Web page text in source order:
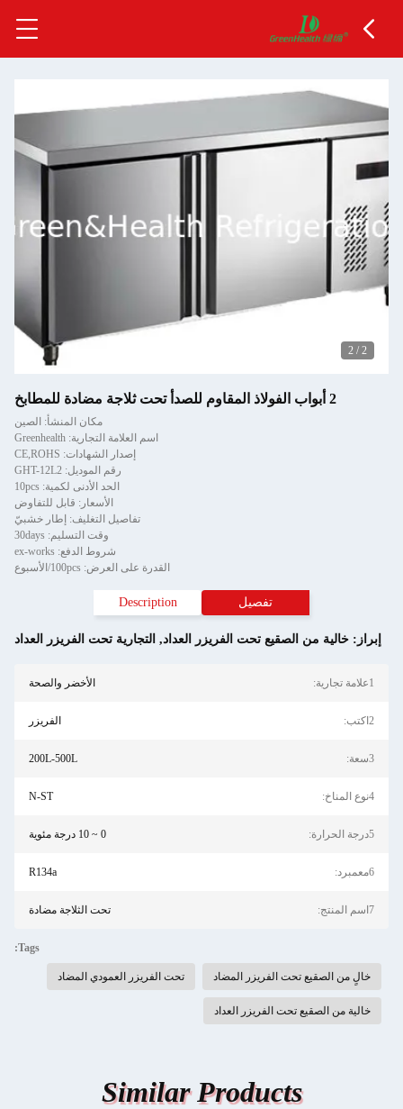
2
/
2
2 أبواب الفولاذ المقاوم للصدأ تحت ثلاجة مضادة للمطابخ
مكان المنشأ: الصين
اسم العلامة التجارية: Greenhealth
إصدار الشهادات: CE,ROHS
رقم الموديل: GHT-12L2
الحد الأدنى لكمية: 10pcs
الأسعار: قابل للتفاوض
تفاصيل التغليف: إطار خشبيّ
وقت التسليم: 30days
شروط الدفع: ex-works
القدرة على العرض: 100pcs/الأسبوع
تفصيل Description
إبراز: خالية من الصقيع تحت الفريزر العداد, التجارية تحت الفريزر العداد
1علامة تجارية: الأخضر والصحة
2اكتب: الفريزر
3سعة: 200L-500L
4نوع المناخ: N-ST
5درجة الحرارة: 0 ~ 10 درجة مئوية
6معمبرد: R134a
7اسم المنتج: تحت الثلاجة مضادة
Tags:
خالٍ من الصقيع تحت الفريزر المضاد تحت الفريزر العمودي المضاد
خالية من الصقيع تحت الفريزر العداد
Similar Products